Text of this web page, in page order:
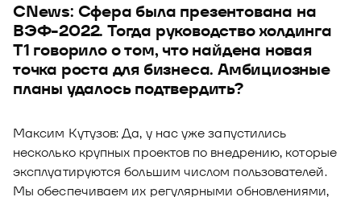
CNews: Сфера была презентована на
ВЭФ-2022. Тогда руководство холдинга
Т1 говорило о том, что найдена новая
точка роста для бизнеса. Амбициозные
планы удалось подтвердить?
Максим Кутузов: Да, у нас уже запустились
несколько крупных проектов по внедрению, которые
эксплуатируются большим числом пользователей.
Мы обеспечиваем их регулярными обновлениями,